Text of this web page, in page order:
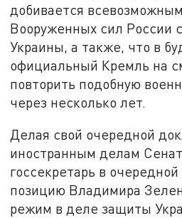
добивается
Вооруженных сил России
Украины, а также, что в
официальный Кремль на
повторить подобную
через несколько лет.
Делая свой очередной
иностранным делам
госсекретарь в
позицию Владимира
режим в деле защиты